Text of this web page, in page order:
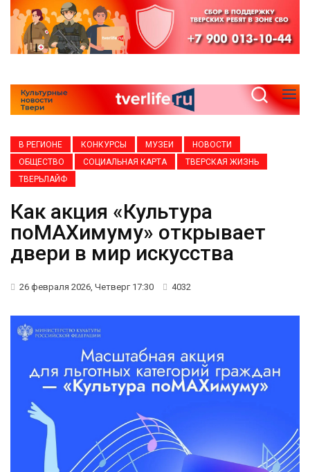
В РЕГИОНЕ КОНКУРСЫ МУЗЕИ
НОВОСТИ
ОБЩЕСТВО
СОЦИАЛЬНАЯ КАРТА
ТВЕРСКАЯ ЖИЗНЬ
ТВЕРЬЛАЙФ
Как акция «Культура
поMAХимуму» открывает
двери в мир искусства
26 февраля 2026, Четверг 17:30 4032